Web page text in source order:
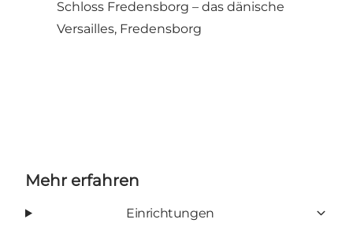
Schloss Fredensborg – das dänische
Versailles, Fredensborg
Mehr erfahren
Einrichtungen